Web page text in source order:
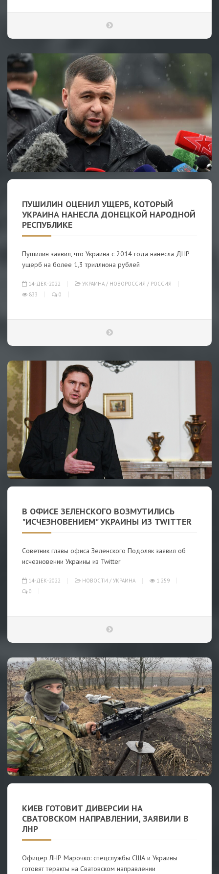
ПУШИЛИН ОЦЕНИЛ УЩЕРБ, КОТОРЫЙ
УКРАИНА НАНЕСЛА ДОНЕЦКОЙ НАРОДНОЙ
РЕСПУБЛИКЕ
Пушилин заявил, что Украина с 2014 года нанесла ДНР
ущерб на более 1,3 триллиона рублей
14-ДЕК-2022 УКРАИНА / НОВОРОССИЯ / РОССИЯ
833
0
В ОФИСЕ ЗЕЛЕНСКОГО ВОЗМУТИЛИСЬ
"ИСЧЕЗНОВЕНИЕМ" УКРАИНЫ ИЗ TWITTER
Советник главы офиса Зеленского Подоляк заявил об
исчезновении Украины из Twitter
14-ДЕК-2022 НОВОСТИ / УКРАИНА
1 259
0
КИЕВ ГОТОВИТ ДИВЕРСИИ НА
СВАТОВСКОМ НАПРАВЛЕНИИ, ЗАЯВИЛИ В
ЛНР
Офицер ЛНР Марочко: спецслужбы США и Украины
готовят теракты на Сватовском направлении